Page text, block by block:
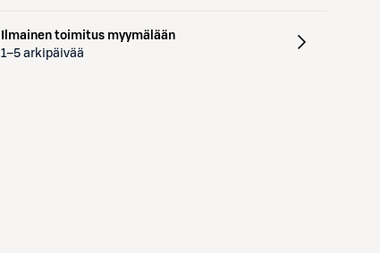
Ilmainen toimitus myymälään
1–5 arkipäivää